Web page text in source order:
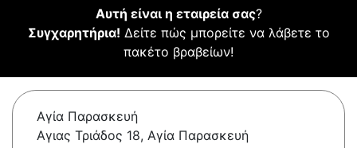
Αυτή είναι η εταιρεία σας?
Συγχαρητήρια! Δείτε πώς μπορείτε να λάβετε το
πακέτο βραβείων!
Αγία Παρασκευή
Αγιας Τριάδος 18, Αγία Παρασκευή